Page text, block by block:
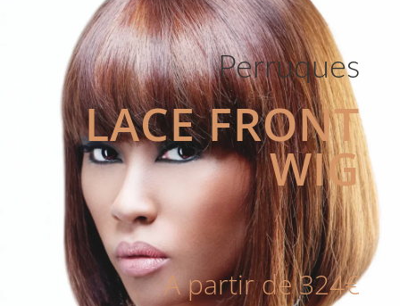
Perruques
LACE FRONT
WIG
A partir de 324€